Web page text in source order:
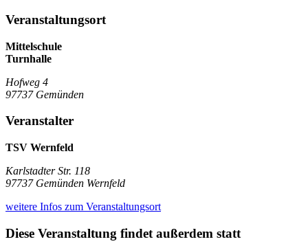
Veranstaltungsort
Mittelschule
Turnhalle
Hofweg 4
97737 Gemünden
Veranstalter
TSV Wernfeld
Karlstadter Str. 118
97737 Gemünden Wernfeld
weitere Infos zum Veranstaltungsort
Diese Veranstaltung findet außerdem statt